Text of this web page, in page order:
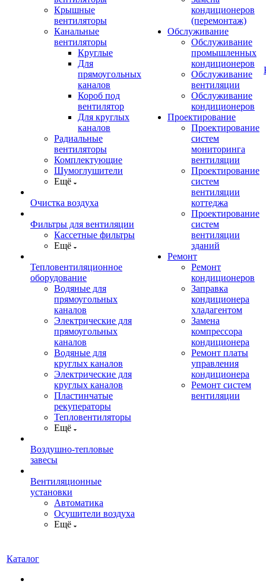
Крышные
вентиляторы
Канальные
вентиляторы
Круглые
Для
прямоугольных
каналов
Короб под
вентилятор
Для круглых
каналов
Радиальные
вентиляторы
Комплектующие
Шумоглушители
Ещё
Очистка воздуха
Фильтры для вентиляции
Кассетные фильтры
Ещё
Тепловентиляционное
оборудование
Водяные для
прямоугольных
каналов
Электрические для
прямоугольных
каналов
Водяные для
круглых каналов
Электрические для
круглых каналов
Пластинчатые
рекуператоры
Тепловентиляторы
Ещё
Воздушно-тепловые
завесы
Вентиляционные
установки
Автоматика
Осушители воздуха
Ещё
кондиционеров
(перемонтаж)
Обслуживание
Обслуживание
промышленных
кондиционеров
Обслуживание
вентиляции
Обслуживание
кондиционеров
Проектирование
Проектирование
систем
мониторинга
вентиляции
Проектирование
систем
вентиляции
коттеджа
Проектирование
систем
вентиляции
зданий
Ремонт
Ремонт
кондиционеров
Заправка
кондиционера
хладагентом
Замена
компрессора
кондиционера
Ремонт платы
управления
кондиционера
Ремонт систем
вентиляции
Каталог